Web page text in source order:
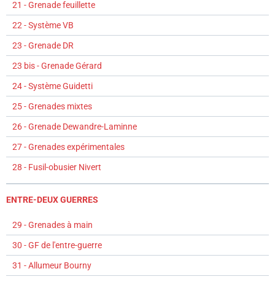
21 - Grenade feuillette
22 - Système VB
23 - Grenade DR
23 bis - Grenade Gérard
24 - Système Guidetti
25 - Grenades mixtes
26 - Grenade Dewandre-Laminne
27 - Grenades expérimentales
28 - Fusil-obusier Nivert
ENTRE-DEUX GUERRES
29 - Grenades à main
30 - GF de l'entre-guerre
31 - Allumeur Bourny